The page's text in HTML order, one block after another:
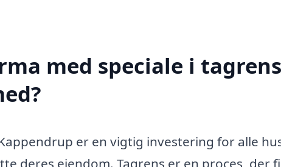
med speciale i
er en vigtig investering for alle
deres ejendom. Tagrens er en proces, der